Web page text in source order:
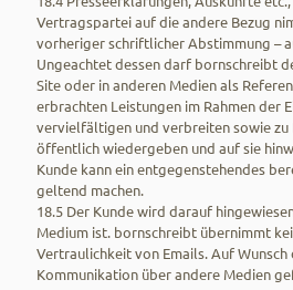
Vertragspartei auf die andere Bezug
vorheriger schriftlicher Abstimmung –
Ungeachtet dessen darf bornschreibt
Site oder in anderen Medien als
erbrachten Leistungen im Rahmen der
vervielfältigen und verbreiten sowie
öffentlich wiedergeben und auf sie
Kunde kann ein entgegenstehendes
geltend machen.
18.5 Der Kunde wird darauf
Medium ist. bornschreibt übernimmt
Vertraulichkeit von Emails. Auf Wunsch
Kommunikation über andere Medien